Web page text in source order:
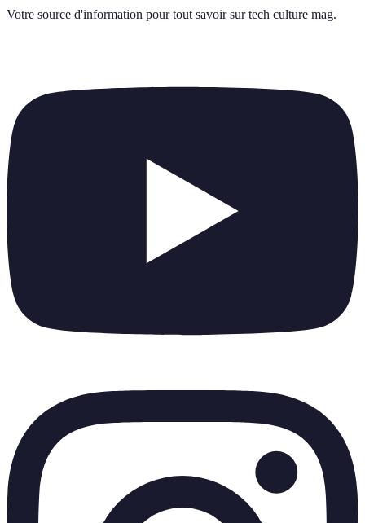
Votre source d'information pour tout savoir sur tech culture mag.